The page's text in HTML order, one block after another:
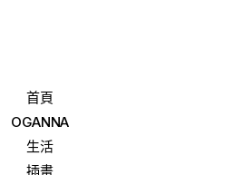
首頁
OGANNA
生活
插畫